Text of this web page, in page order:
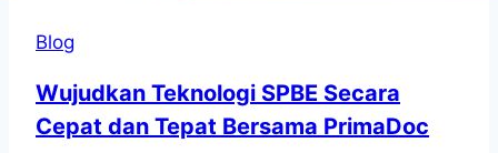
Blog
Wujudkan Teknologi SPBE Secara
Cepat dan Tepat Bersama PrimaDoc